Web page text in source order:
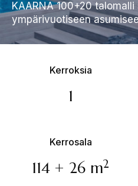
KAARNA 100+20
ympärivuotiseen
Kerroksia
1
Kerrosala
114 + 26 m2